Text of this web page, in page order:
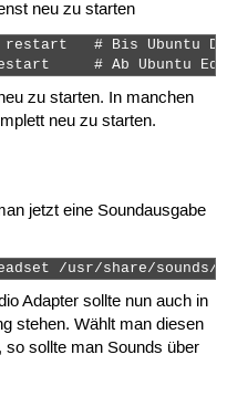
neu zu starten
# Bis Ubuntu
# Ab Ubuntu
zu starten. In manchen
neu zu starten.
jetzt eine Soundausgabe
/usr/share/
Adapter sollte nun auch in
stehen. Wählt man diesen
so sollte man Sounds über